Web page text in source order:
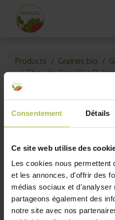
Consentement Détails
Ce site web utilise des
Les cookies nous permettent
et les annonces, d'offrir des
médias sociaux et d'analyser
partageons également des
notre site avec nos
Products Graines bio
Chou de Bruxelles